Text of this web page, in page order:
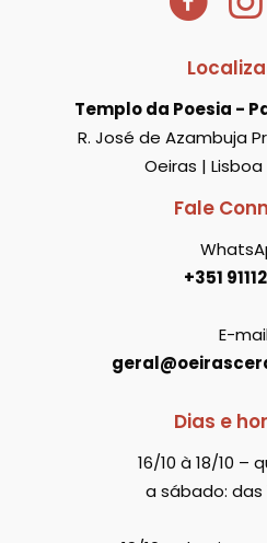
Templo da Poesia -
R. José de Azambuja
Oeiras |
Fale
+351
E-
Dias e
16/10 à 18/10 –
a sábado: das